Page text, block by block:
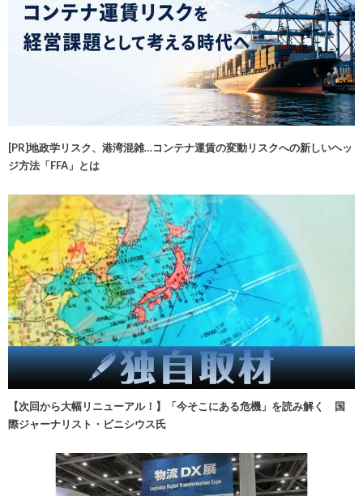
[PR]地政学リスク、港湾混雑…コンテナ運賃の変動リスクへの新しいヘッ
ジ方法「FFA」とは
【次回から大幅リニューアル！】「今そこにある危機」を読み解く 国
際ジャーナリスト・ビニシウス氏